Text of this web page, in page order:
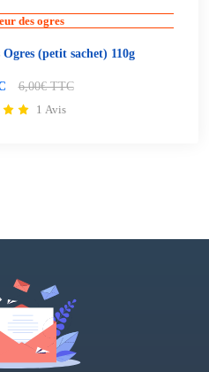
des ogres
(petit sachet) 110g
6,00€ TTC
1 Avis